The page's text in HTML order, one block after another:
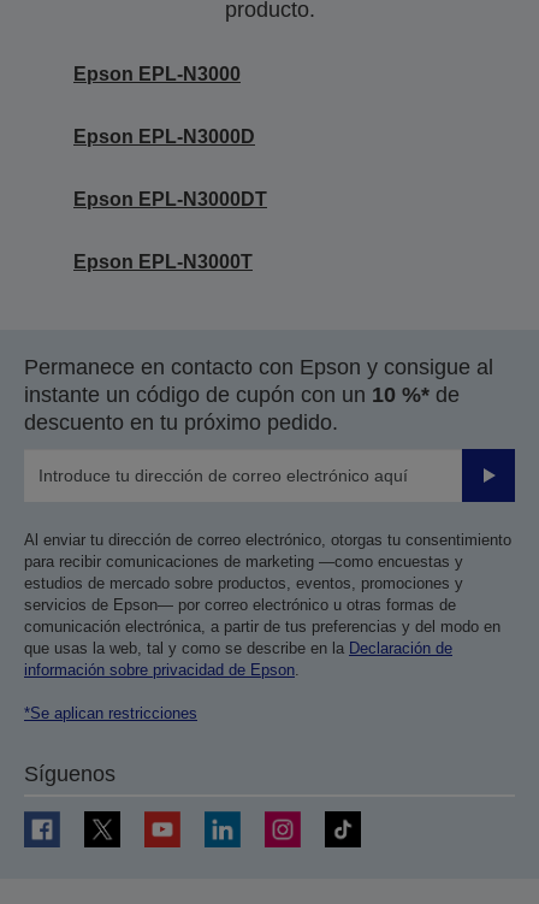
producto.
Epson EPL-N3000
Epson EPL-N3000D
Epson EPL-N3000DT
Epson EPL-N3000T
Permanece en contacto con Epson y consigue al
instante un código de cupón con un 10 %* de
descuento en tu próximo pedido.
Enviar
Al enviar tu dirección de correo electrónico, otorgas tu consentimiento
para recibir comunicaciones de marketing —como encuestas y
estudios de mercado sobre productos, eventos, promociones y
servicios de Epson— por correo electrónico u otras formas de
comunicación electrónica, a partir de tus preferencias y del modo en
que usas la web, tal y como se describe en la Declaración de
información sobre privacidad de Epson.
*Se aplican restricciones
Síguenos